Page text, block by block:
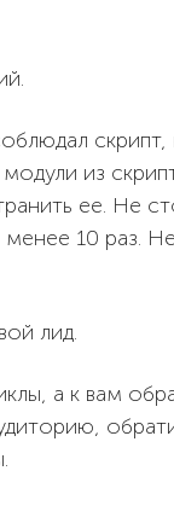
скрипт,
из
ее. Не
10 раз.
лид.
а к вам